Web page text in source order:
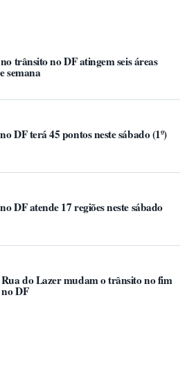
trânsito no DF atingem seis áreas
semana
DF terá 45 pontos neste sábado (1º)
DF atende 17 regiões neste sábado
do Lazer mudam o trânsito no fim
DF